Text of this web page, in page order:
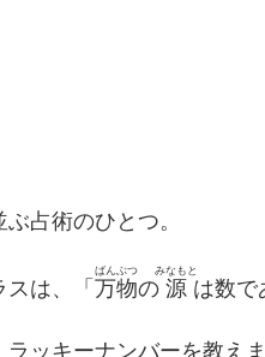
占術のひとつ。
は、「 万物
ばんぶつ
の 源
みなもと
は数で
ッキーナンバーを教えま